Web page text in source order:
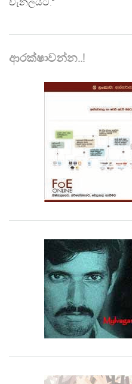
චැනලයට."
ආරක්ෂාවන්න..!